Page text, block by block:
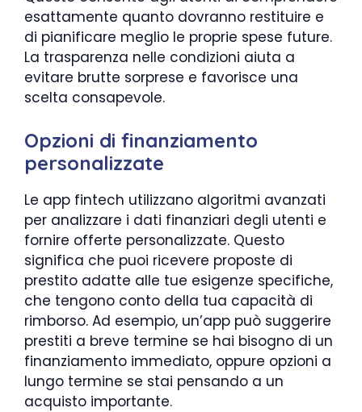
esattamente quanto dovranno restituire e
di pianificare meglio le proprie spese future.
La trasparenza nelle condizioni aiuta a
evitare brutte sorprese e favorisce una
scelta consapevole.
Opzioni di finanziamento
personalizzate
Le app fintech utilizzano algoritmi avanzati
per analizzare i dati finanziari degli utenti e
fornire offerte personalizzate. Questo
significa che puoi ricevere proposte di
prestito adatte alle tue esigenze specifiche,
che tengono conto della tua capacità di
rimborso. Ad esempio, un’app può suggerire
prestiti a breve termine se hai bisogno di un
finanziamento immediato, oppure opzioni a
lungo termine se stai pensando a un
acquisto importante.